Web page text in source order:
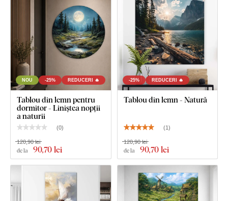
NOU -25% REDUCERI 🔥
Tablou din lemn pentru
dormitor - Liniștea nopții
a naturii
(0)
de la 90,70 lei
120,90 lei
-25% REDUCERI 🔥
Tablou din lemn - Natură
(1)
de la 90,70 lei
120,90 lei